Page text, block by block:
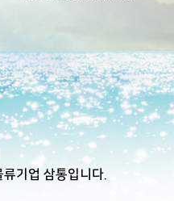
기업 삼통입니다.